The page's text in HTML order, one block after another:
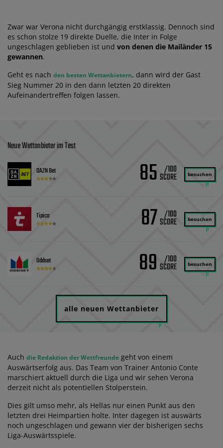
Zwar war Verona nicht durchgängig erstklassig. Dennoch sind
es schon stolze 19 direkte Duelle, die Inter in Folge
ungeschlagen geblieben ist und von denen die Mailänder 15
gewannen.
Geht es nach den besten Wettanbietern, dann wird der Gast
Sieg Nummer 20 in den dann letzten 20 direkten
Aufeinandertreffen folgen lassen.
Neue Wettanbieter im Test
DAZN Bet 85 /100 besuchen
Tipico 87 /100 besuchen
Oddset 89 /100 besuchen
alle neuen Wettanbieter
Auch die Redaktion der Wettfreunde geht von einem
Auswärtserfolg aus. Das Team von Trainer Antonio Conte
marschiert aktuell durch die Liga und wir sehen Verona
derzeit nicht als potentiellen Stolperstein.
Dies gilt umso mehr, als Hellas nur einen Punkt aus den
letzten drei Heimpartien holte. Inter dagegen ist auswärts
noch ungeschlagen und gewann vier der bisherigen sechs
Liga-Auswärtsspiele.